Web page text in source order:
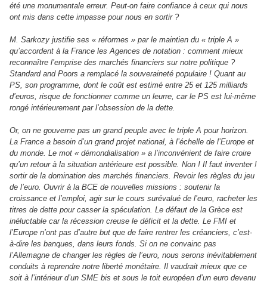
été une monumentale erreur. Peut-on faire confiance à ceux qui nous
ont mis dans cette impasse pour nous en sortir ?
M. Sarkozy justifie ses « réformes » par le maintien du « triple A »
qu’accordent à la France les Agences de notation : comment mieux
reconnaître l’emprise des marchés financiers sur notre politique ?
Standard and Poors a remplacé la souveraineté populaire ! Quant au
PS, son programme, dont le coût est estimé entre 25 et 125 milliards
d’euros, risque de fonctionner comme un leurre, car le PS est lui-même
rongé intérieurement par l’obsession de la dette.
Or, on ne gouverne pas un grand peuple avec le triple A pour horizon.
La France a besoin d’un grand projet national, à l’échelle de l’Europe et
du monde. Le mot « démondialisation » a l’inconvénient de faire croire
qu’un retour à la situation antérieure est possible. Non ! Il faut inventer !
sortir de la domination des marchés financiers. Revoir les règles du jeu
de l’euro. Ouvrir à la BCE de nouvelles missions : soutenir la
croissance et l’emploi, agir sur le cours surévalué de l’euro, racheter les
titres de dette pour casser la spéculation. Le défaut de la Grèce est
inéluctable car la récession creuse le déficit et la dette. Le FMI et
l’Europe n’ont pas d’autre but que de faire rentrer les créanciers, c’est-
à-dire les banques, dans leurs fonds. Si on ne convainc pas
l’Allemagne de changer les règles de l’euro, nous serons inévitablement
conduits à reprendre notre liberté monétaire. Il vaudrait mieux que ce
soit à l’intérieur d’un SME bis et sous le toit européen d’un euro devenu